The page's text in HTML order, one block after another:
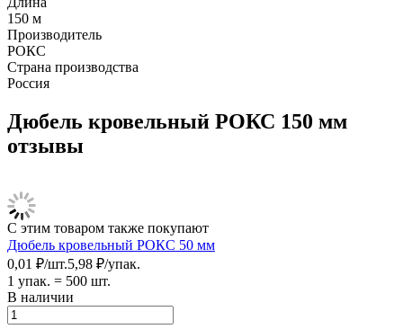
150 м
Производитель
РОКС
Страна производства
Россия
Дюбель кровельный РОКС 150 мм
отзывы
С этим товаром также покупают
Дюбель кровельный РОКС 50 мм
0,01 ₽/шт.5,98 ₽/упак.
1 упак. = 500 шт.
В наличии